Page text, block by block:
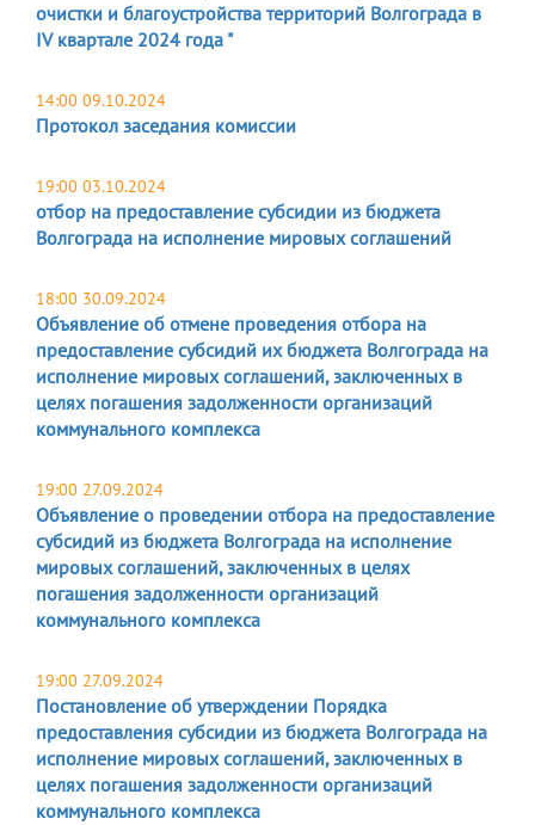
очистки и благоустройства территорий Волгограда в
IV квартале 2024 года "
14:00 09.10.2024
Протокол заседания комиссии
19:00 03.10.2024
отбор на предоставление субсидии из бюджета
Волгограда на исполнение мировых соглашений
18:00 30.09.2024
Объявление об отмене проведения отбора на
предоставление субсидий их бюджета Волгограда на
исполнение мировых соглашений, заключенных в
целях погашения задолженности организаций
коммунального комплекса
19:00 27.09.2024
Объявление о проведении отбора на предоставление
субсидий из бюджета Волгограда на исполнение
мировых соглашений, заключенных в целях
погашения задолженности организаций
коммунального комплекса
19:00 27.09.2024
Постановление об утверждении Порядка
предоставления субсидии из бюджета Волгограда на
исполнение мировых соглашений, заключенных в
целях погашения задолженности организаций
коммунального комплекса